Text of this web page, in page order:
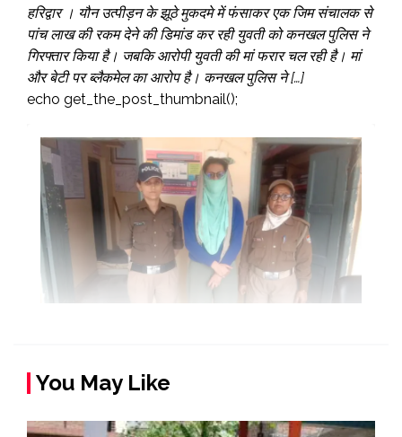
हरिद्वार । यौन उत्पीड़न के झूठे मुकदमे में फंसाकर एक जिम संचालक से
पांच लाख की रकम देने की डिमांड कर रही युवती को कनखल पुलिस ने
गिरफ्तार किया है। जबकि आरोपी युवती की मां फरार चल रही है। मां
और बेटी पर ब्लैकमेल का आरोप है। कनखल पुलिस ने […]
echo get_the_post_thumbnail();
You May Like